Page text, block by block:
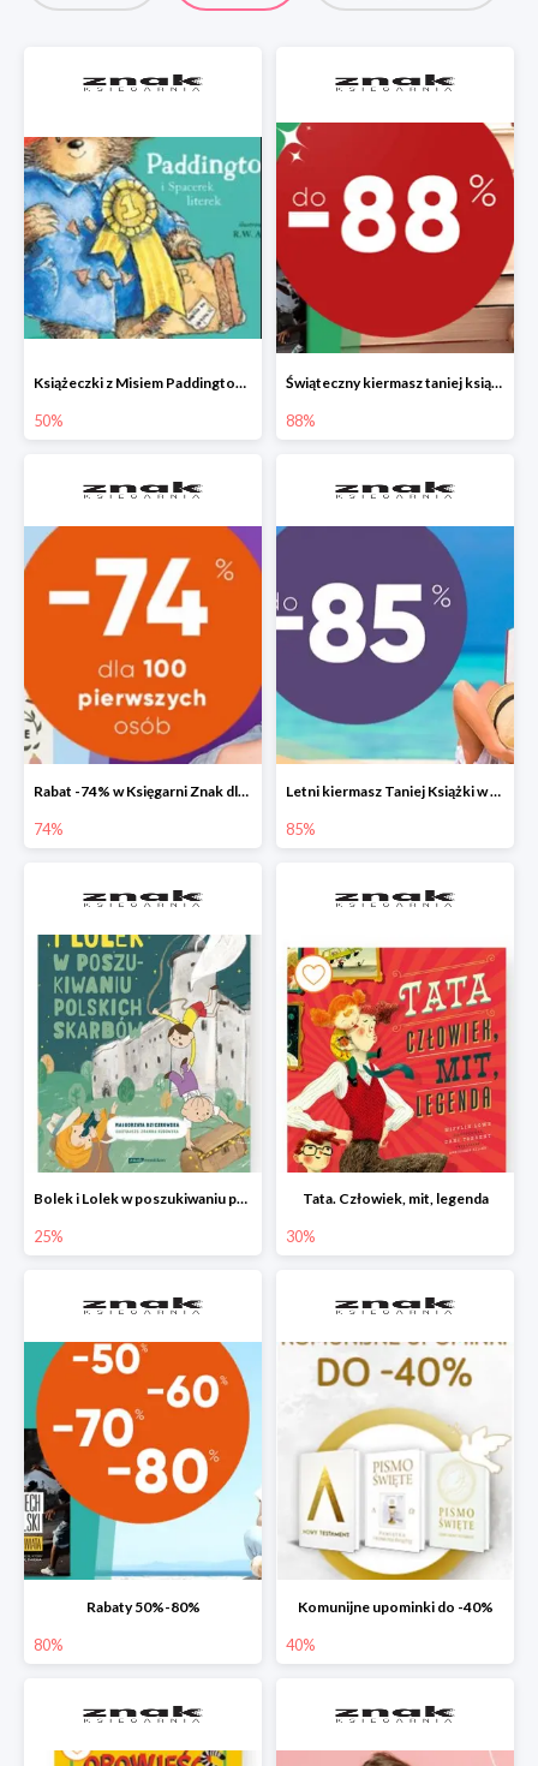
Książeczki z Misiem Paddingtonem do -50%
50%
Świąteczny kiermasz taniej książki
88%
Rabat -74% w Księgarni Znak dla 100 pierwszych osób!
74%
Letni kiermasz Taniej Książki w Ksiegarni Znak do -85%!
85%
Bolek i Lolek w poszukiwaniu polskich skarbów
25%
Tata. Człowiek, mit, legenda
30%
Rabaty 50%-80%
80%
Komunijne upominki do -40%
40%